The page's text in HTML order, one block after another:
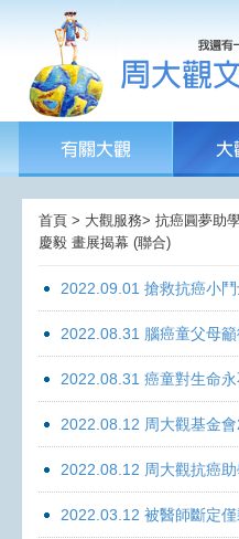
首頁 > 大觀服務> 抗癌圓夢助
慶毅 畫展揭幕 (聯合)
2022.09.01 搶救抗癌小
2022.08.31 腦癌童父母
2022.08.31 癌童對生命
2022.08.12 周大觀基金
2022.08.12 周大觀抗癌
2022.03.12 被醫師斷定